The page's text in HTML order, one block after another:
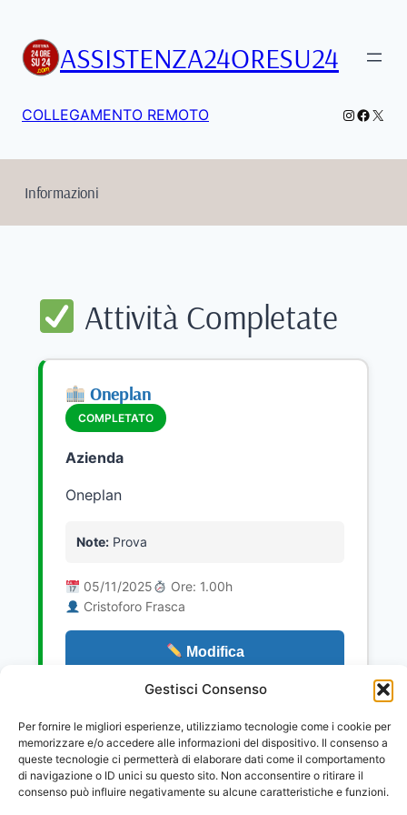
Gestisci Consenso
Per fornire le migliori esperienze, utilizziamo tecnologie come i cookie per
memorizzare e/o accedere alle informazioni del dispositivo. Il consenso a
queste tecnologie ci permetterà di elaborare dati come il comportamento
di navigazione o ID unici su questo sito. Non acconsentire o ritirare il
consenso può influire negativamente su alcune caratteristiche e funzioni.
contenutoASSISTENZA24ORESU24
COLLEGAMENTO REMOTO X
Informazioni
Attività Completate
Oneplan
COMPLETATO
Azienda
Oneplan
Note:Prova
05/11/2025
Ore: 1.00h
Cristoforo Frasca
Modifica
Cristoforo Frasca